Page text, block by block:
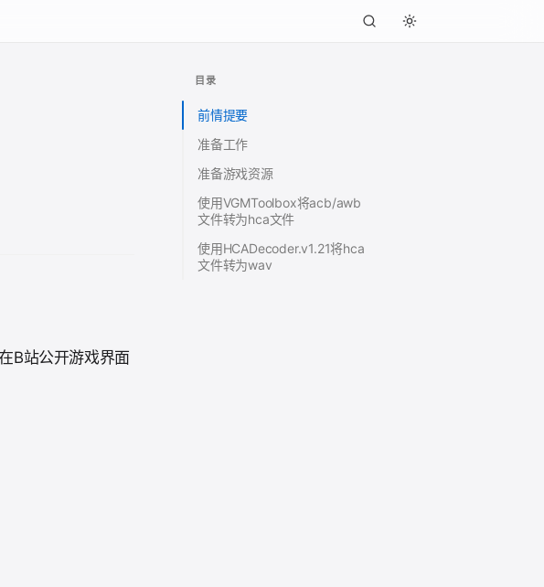
B站公开游戏界面
目录
前情提要
准备工作
准备游戏资源
使用VGMToolbox将acb/awb
文件转为hca文件
使用HCADecoder.v1.21将hca
文件转为wav